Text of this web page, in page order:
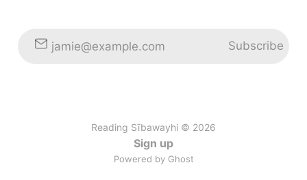
jamie@example.com Subscribe
Reading Sībawayhi © 2026
Sign up
Powered by Ghost